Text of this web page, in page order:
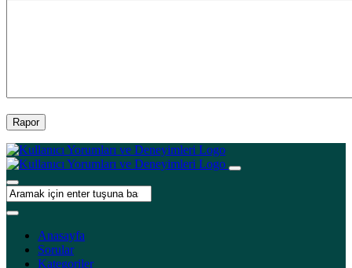
Rapor
Anasayfa
Sorular
Kategoriler